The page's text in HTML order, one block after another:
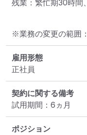
残業：繁忙期30時間
※業務の変更の範囲
雇用形態
正社員
契約に関する備考
試用期間：6ヵ月
ポジション